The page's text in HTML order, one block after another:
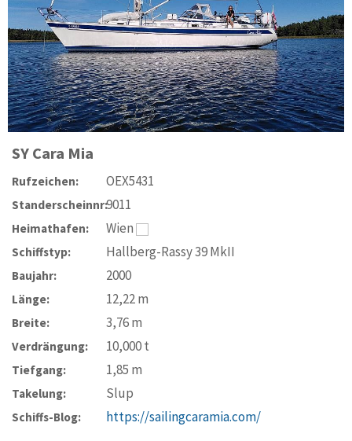
SYCara Mia
Rufzeichen: OEX5431
Standerscheinnr:9011
Heimathafen: Wien
Schiffstyp: Hallberg-Rassy 39 MkII
Baujahr: 2000
Länge: 12,22m
Breite: 3,76m
Verdrängung: 10,000t
Tiefgang: 1,85 m
Takelung: Slup
Schiffs-Blog: https://sailingcaramia.com/